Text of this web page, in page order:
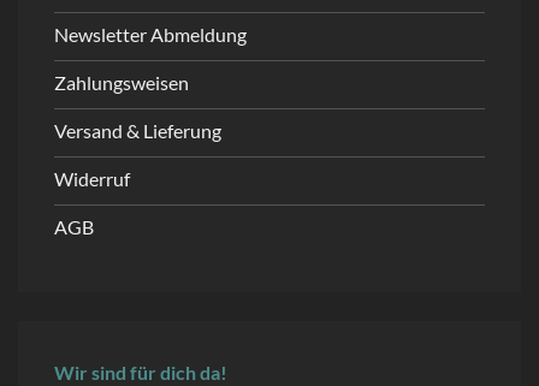
Newsletter Abmeldung
Zahlungsweisen
Versand & Lieferung
Widerruf
AGB
Wir sind für dich da!